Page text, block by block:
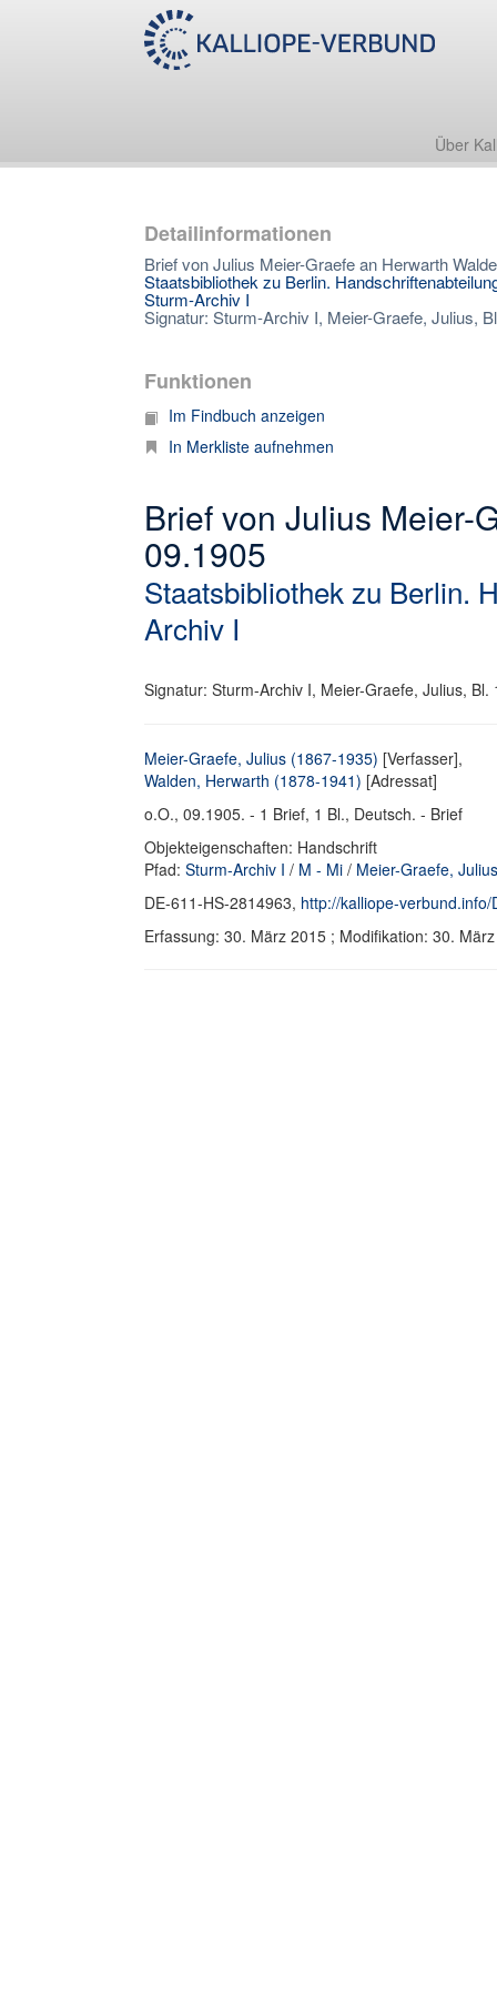
Über
Detailinformationen
Brief von Julius Meier-Graefe an Herwarth
Staatsbibliothek zu Berlin.
Sturm-Archiv I
Signatur: Sturm-Archiv I, Meier-Graefe, Julius,
Funktionen
Im Findbuch anzeigen
In Merkliste aufnehmen
Brief von Julius Meier-
09.1905
Staatsbibliothek zu Berlin.
Archiv I
Signatur: Sturm-Archiv I, Meier-Graefe, Julius, Bl.
Meier-Graefe, Julius (1867-1935) [Verfasser],
Walden, Herwarth (1878-1941) [Adressat]
o.O., 09.1905. - 1 Brief, 1 Bl., Deutsch. - Brief
Objekteigenschaften: Handschrift
Pfad: Sturm-Archiv I / M - Mi / Meier-Graefe, Julius
DE-611-HS-2814963, http://kalliope-
Erfassung: 30. März 2015 ; Modifikation: 30.